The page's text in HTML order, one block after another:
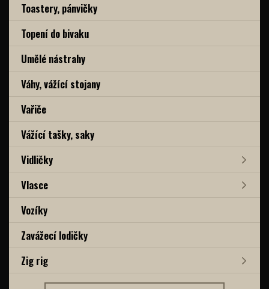
Toastery, pánvičky
Topení do bivaku
Umělé nástrahy
Váhy, vážící stojany
Vařiče
Vážící tašky, saky
Vidličky
Vlasce
Vozíky
Zavážecí lodičky
Zig rig